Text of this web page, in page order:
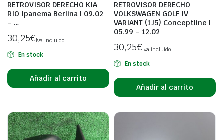
RETROVISOR DERECHO KIA
RIO Ipanema Berlina | 09.02
– …
30,25€Iva incluido
En stock
Añadir al carrito
RETROVISOR DERECHO
VOLKSWAGEN GOLF IV
VARIANT (1J5) Conceptline |
05.99 – 12.02
30,25€Iva incluido
En stock
Añadir al carrito